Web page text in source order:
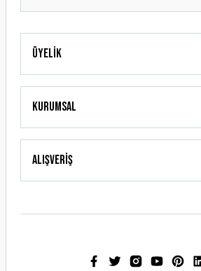
Gönder
Üyelik
Kurumsal
Alışveriş